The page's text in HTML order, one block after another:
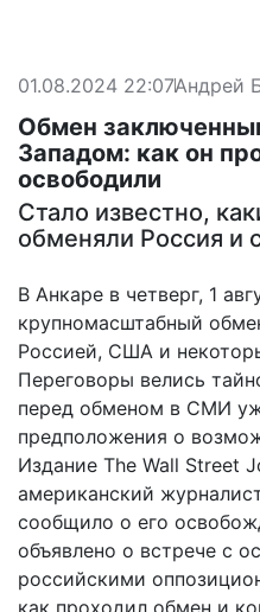
01.08.2024 22:07Андрей
Обмен
Западом: как он
освободили
Стало известно,
обменяли Россия и
В Анкаре в четверг, 1
крупномасштабный
Россией, США и
Переговоры велись
перед обменом в СМИ
предположения о
Издание The Wall Street
американский
сообщило о его
объявлено о встрече с
российскими
как проходил обмен и